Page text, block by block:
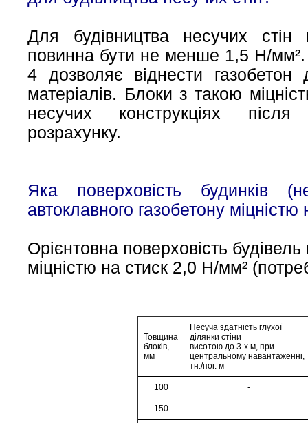
Для будівництва несучих стін
повинна бути не менше 1,5 Н/мм².
4 дозволяє віднести газобетон
матеріалів. Блоки з такою
несучих конструкціях після
розрахунку.
Яка поверховість будинків
автоклавного газобетону міцністю
Орієнтовна поверховість будівель
міцністю на стиск 2,0 Н/мм²
Товщина
блоків,
мм
Несуча здатність глухої
ділянки стіни
висотою до 3-х м, при
центральному навантаженні,
тн./пог. м
100 -
150 -